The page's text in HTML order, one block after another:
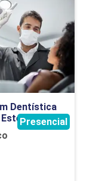
Dentística
Estética)
Presencial
em
Ênfase em
Estética)
do curso